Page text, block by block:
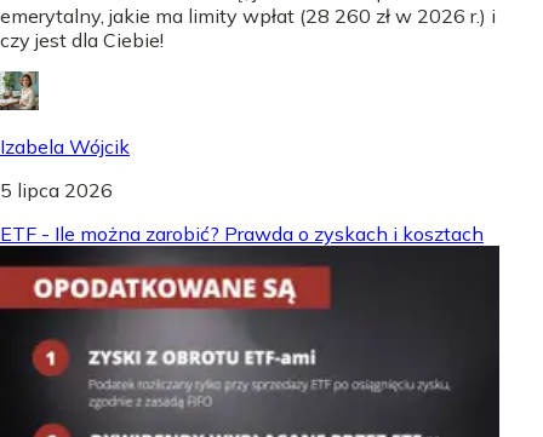
emerytalny, jakie ma limity wpłat (28 260 zł w 2026 r.) i
czy jest dla Ciebie!
Izabela Wójcik
5 lipca 2026
ETF - Ile można zarobić? Prawda o zyskach i kosztach